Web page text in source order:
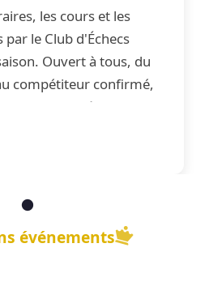
les cours et les
le Club d'Échecs
Ouvert à tous, du
compétiteur confirmé,
offre complète
ambiance conviviale.
événements